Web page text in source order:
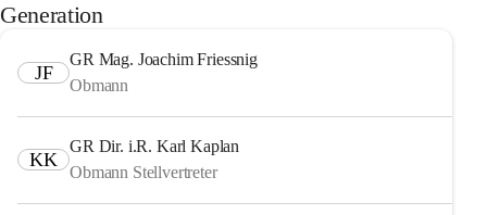
Generation
JF
GR Mag. Joachim Friessnig
Obmann
KK
GR Dir. i.R. Karl Kaplan
Obmann Stellvertreter